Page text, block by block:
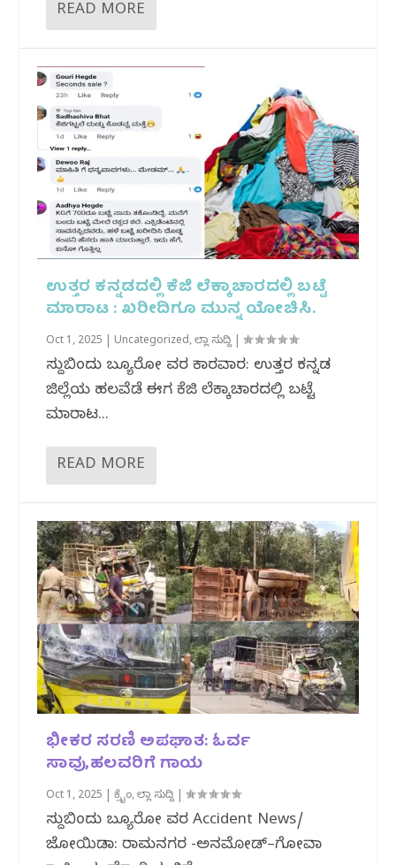
READ MORE
ಉತ್ತರ ಕನ್ನಡದಲ್ಲಿ ಕೆಜಿ ಲೆಕ್ಕಾಚಾರದಲ್ಲಿ ಬಟ್ಟೆ
ಮಾರಾಟ : ಖರೀದಿಗೂ‌ ಮುನ್ನ ಯೋಚಿಸಿ.
Oct 1, 2025 Uncategorized,ಜಿಲ್ಲಾ ಸುದ್ದಿ |
ಸುದ್ದಿಬಿಂದು ಬ್ಯೂರೋ ವರದಿ ಕಾರವಾರ: ಉತ್ತರ ಕನ್ನಡ
ಜಿಲ್ಲೆಯ ಹಲವೆಡೆ ಈಗ ಕೆಜಿ ಲೆಕ್ಕಾಚಾರದಲ್ಲಿ ಬಟ್ಟೆ
ಮಾರಾಟ...
READ MORE
ಭೀಕರ ಸರಣಿ ಅಪಘಾತ: ಓರ್ವ
ಸಾವು,ಹಲವರಿಗೆ ಗಾಯ
Oct 1, 2025 |ಕ್ರೈಂ,ಜಿಲ್ಲಾ ಸುದ್ದಿ |
ಸುದ್ದಿಬಿಂದು ಬ್ಯೂರೋ ವರದಿ Accident News/
ಜೋಯಿಡಾ: ರಾಮನಗರ -ಅನಮೋಡ್–ಗೋವಾ